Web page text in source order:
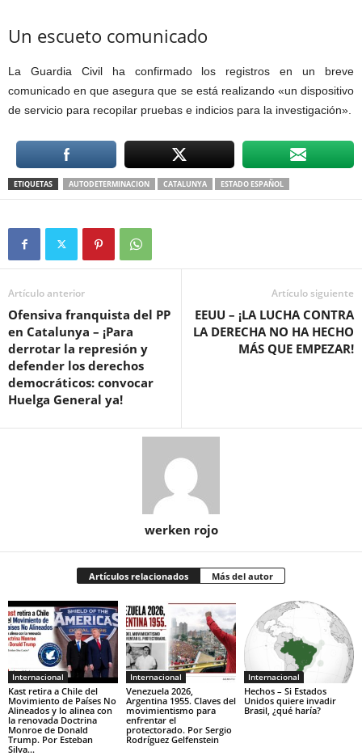
Un escueto comunicado
La Guardia Civil ha confirmado los registros en un breve
comunicado en que asegura que se está realizando «un dispositivo
de servicio para recopilar pruebas e indicios para la investigación».
ETIQUETAS AUTODETERMINACION CATALUNYA ESTADO ESPAÑOL
Artículo anterior
Ofensiva franquista del PP
en Catalunya – ¡Para
derrotar la represión y
defender los derechos
democráticos: convocar
Huelga General ya!
Artículo siguiente
EEUU – ¡LA LUCHA CONTRA
LA DERECHA NO HA HECHO
MÁS QUE EMPEZAR!
werken rojo
Artículos relacionados Más del autor
Internacional
Kast retira a Chile del
Movimiento de Países No
Alineados y lo alinea con
la renovada Doctrina
Monroe de Donald
Trump. Por Esteban
Silva...
Internacional
Venezuela 2026,
Argentina 1955. Claves del
movimientismo para
enfrentar el
protectorado. Por Sergio
Rodríguez Gelfenstein
Internacional
Hechos – Si Estados
Unidos quiere invadir
Brasil, ¿qué haría?